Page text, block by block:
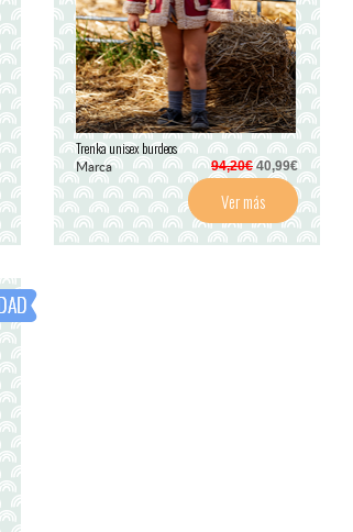
Trenka unisex burdeos
Marca 94,20€40,99€
Ver más